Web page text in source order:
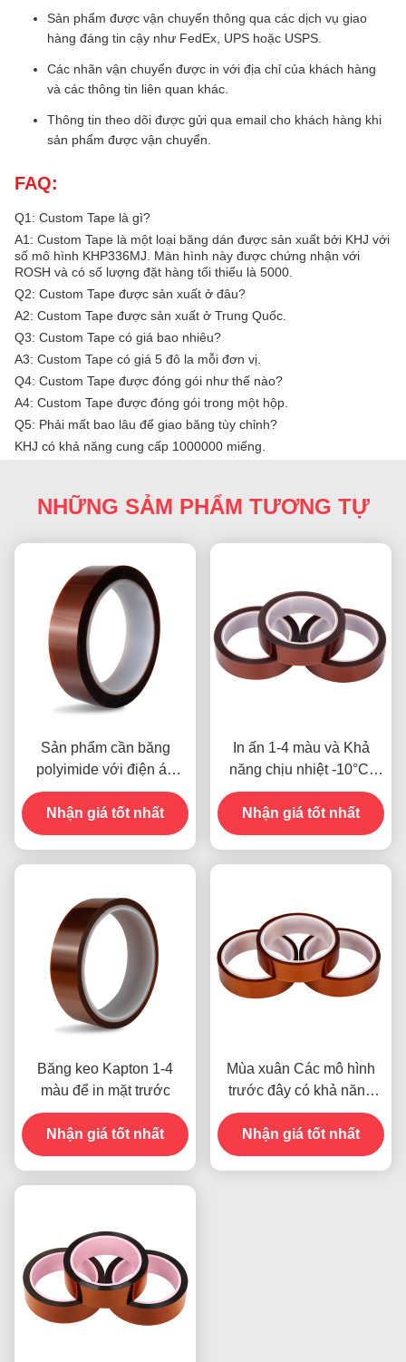
Sản phẩm được vận chuyển thông qua các dịch vụ giao
hàng đáng tin cậy như FedEx, UPS hoặc USPS.
Các nhãn vận chuyển được in với địa chỉ của khách hàng
và các thông tin liên quan khác.
Thông tin theo dõi được gửi qua email cho khách hàng khi
sản phẩm được vận chuyển.
FAQ:
Q1: Custom Tape là gì?
A1: Custom Tape là một loại băng dán được sản xuất bởi KHJ với
số mô hình KHP336MJ. Màn hình này được chứng nhận với
ROSH và có số lượng đặt hàng tối thiểu là 5000.
Q2: Custom Tape được sản xuất ở đâu?
A2: Custom Tape được sản xuất ở Trung Quốc.
Q3: Custom Tape có giá bao nhiêu?
A3: Custom Tape có giá 5 đô la mỗi đơn vị.
Q4: Custom Tape được đóng gói như thế nào?
A4: Custom Tape được đóng gói trong một hộp.
Q5: Phải mất bao lâu để giao băng tùy chỉnh?
KHJ có khả năng cung cấp 1000000 miếng.
NHỮNG SẢM PHẨM TƯƠNG TỰ
Sản phẩm cần băng
polyimide với điện áp
kháng 1000V
Nhận giá tốt nhất
In ấn 1-4 màu và Khả
năng chịu nhiệt -10°C-
80°C Phương thức thanh
toán thẻ tín dụng cho các
mẫu trước đây
Nhận giá tốt nhất
Băng keo Kapton 1-4
màu để in mặt trước
Nhận giá tốt nhất
Mùa xuân Các mô hình
trước đây có khả năng
chống ẩm và độ bền 2.5N
/ 25mm
Nhận giá tốt nhất